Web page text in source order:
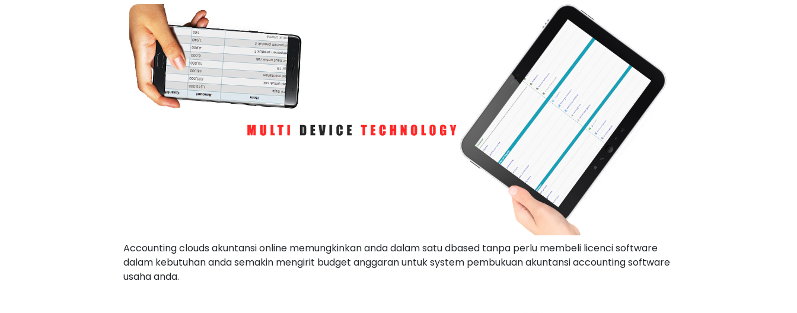
Accounting clouds akuntansi online memungkinkan anda dalam satu dbased tanpa perlu membeli licenci software
dalam kebutuhan anda semakin mengirit budget anggaran untuk system pembukuan akuntansi accounting software
usaha anda.